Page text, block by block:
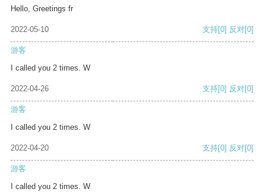
Hello, Greetings fr
2022-05-10 支持[0] 反对[0]
游客
I called you 2 times. W
2022-04-26 支持[0] 反对[0]
游客
I called you 2 times. W
2022-04-20 支持[0] 反对[0]
游客
I called you 2 times. W